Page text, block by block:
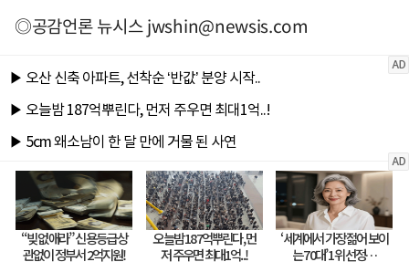
◎공감언론 뉴시스jwshin@newsis.com